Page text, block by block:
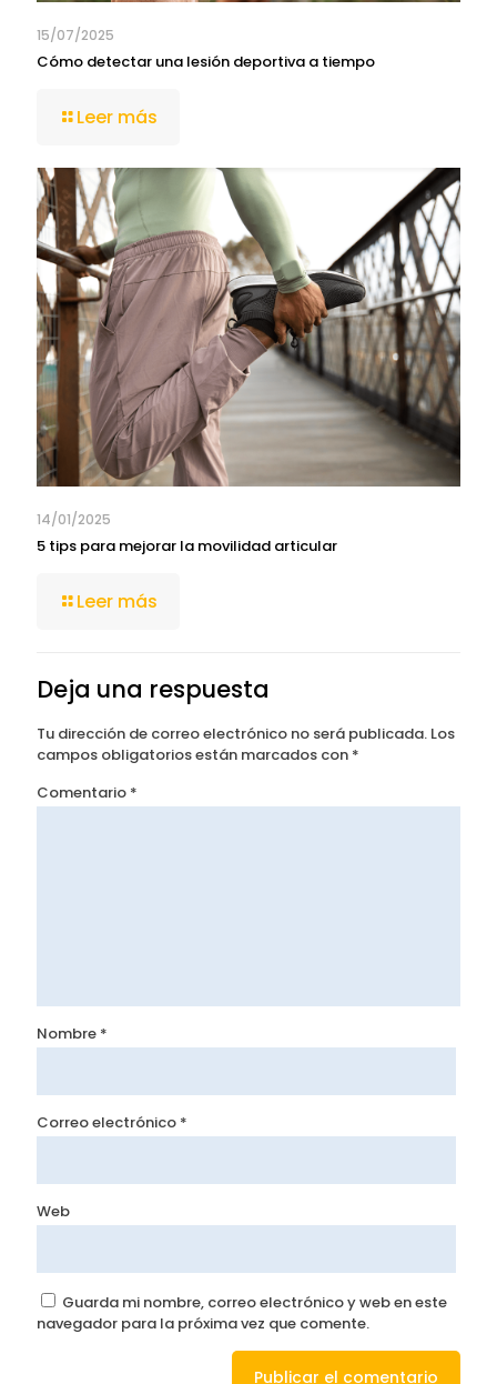
15/07/2025
Cómo detectar una lesión deportiva a tiempo
Leer más
14/01/2025
5 tips para mejorar la movilidad articular
Leer más
Deja una respuesta
Tu dirección de correo electrónico no será publicada. Los
campos obligatorios están marcados con *
Comentario *
Nombre *
Correo electrónico *
Web
Guarda mi nombre, correo electrónico y web en este
navegador para la próxima vez que comente.